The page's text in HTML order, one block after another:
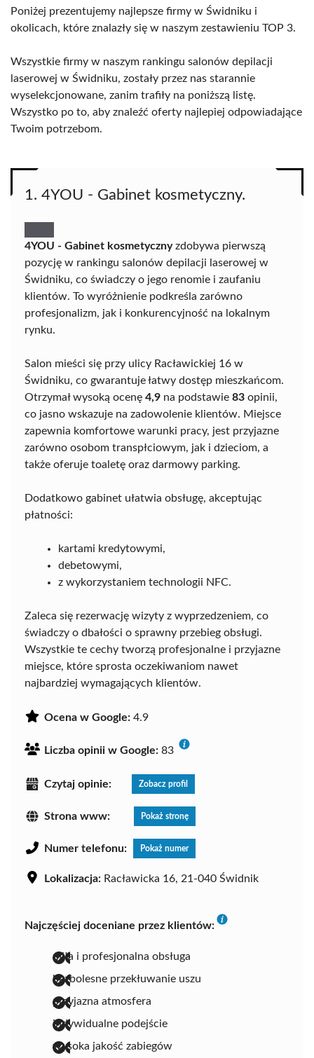
Poniżej prezentujemy najlepsze firmy w Świdniku i
okolicach, które znalazły się w naszym zestawieniu TOP 3.
Wszystkie firmy w naszym rankingu salonów depilacji
laserowej w Świdniku, zostały przez nas starannie
wyselekcjonowane, zanim trafiły na poniższą listę.
Wszystko po to, aby znaleźć oferty najlepiej odpowiadające
Twoim potrzebom.
1. 4YOU - Gabinet kosmetyczny.
4YOU - Gabinet kosmetycznyzdobywa pierwszą
pozycję w rankingu salonów depilacji laserowej w
Świdniku, co świadczy o jego renomie i zaufaniu
klientów. To wyróżnienie podkreśla zarówno
profesjonalizm, jak i konkurencyjność na lokalnym
rynku.
Salon mieści się przy ulicy Racławickiej 16 w
Świdniku, co gwarantuje łatwy dostęp mieszkańcom.
Otrzymał wysoką ocenę 4,9 na podstawie 83 opinii,
co jasno wskazuje na zadowolenie klientów. Miejsce
zapewnia komfortowe warunki pracy, jest przyjazne
zarówno osobom transpłciowym, jak i dzieciom, a
także oferuje toaletę oraz darmowy parking.
Dodatkowo gabinet ułatwia obsługę, akceptując
płatności:
kartami kredytowymi,
debetowymi,
z wykorzystaniem technologii NFC.
Zaleca się rezerwację wizyty z wyprzedzeniem, co
świadczy o dbałości o sprawny przebieg obsługi.
Wszystkie te cechy tworzą profesjonalne i przyjazne
miejsce, które sprosta oczekiwaniom nawet
najbardziej wymagających klientów.
Ocena w Google: 4.9
Liczba opinii w Google: 83
Czytaj opinie: Zobacz profil
Strona www: Pokaż stronę
Numer telefonu: Pokaż numer
Lokalizacja: Racławicka 16, 21-040 Świdnik
Najczęściej doceniane przez klientów:
miła i profesjonalna obsługa
bezbolesne przekłuwanie uszu
przyjazna atmosfera
indywidualne podejście
wysoka jakość zabiegów